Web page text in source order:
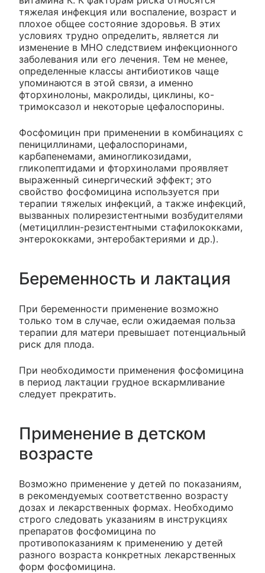
тяжелая инфекция или воспаление, возраст и
плохое общее состояние здоровья. В этих
условиях трудно определить, является ли
изменение в МНО следствием инфекционного
заболевания или его лечения. Тем не менее,
определенные классы антибиотиков чаще
упоминаются в этой связи, а именно
фторхинолоны, макролиды, циклины, ко-
тримоксазол и некоторые цефалоспорины.
Фосфомицин при применении в комбинациях с
пенициллинами, цефалоспоринами,
карбапенемами, аминогликозидами,
гликопептидами и фторхинолами проявляет
выраженный синергический эффект; это
свойство фосфомицина используется при
терапии тяжелых инфекций, а также инфекций,
вызванных полирезистентными возбудителями
(метициллин-резистентными стафилококками,
энтерококками, энтеробактериями и др.).
Беременность и лактация
При беременности применение возможно
только том в случае, если ожидаемая польза
терапии для матери превышает потенциальный
риск для плода.
При необходимости применения фосфомицина
в период лактации грудное вскармливание
следует прекратить.
Применение в детском
возрасте
Возможно применение у детей по показаниям,
в рекомендуемых соответственно возрасту
дозах и лекарственных формах. Необходимо
строго следовать указаниям в инструкциях
препаратов фосфомицина по
противопоказаниям к применению у детей
разного возраста конкретных лекарственных
форм фосфомицина.